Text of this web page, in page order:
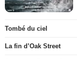
Tombé du ciel
La fin d’Oak Street